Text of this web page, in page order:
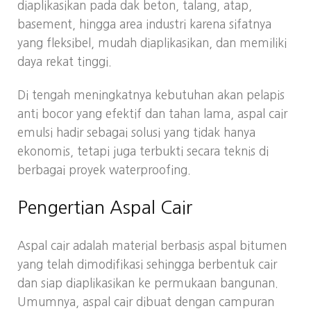
diaplikasikan pada dak beton, talang, atap,
basement, hingga area industri karena sifatnya
yang fleksibel, mudah diaplikasikan, dan memiliki
daya rekat tinggi.
Di tengah meningkatnya kebutuhan akan pelapis
anti bocor yang efektif dan tahan lama, aspal cair
emulsi hadir sebagai solusi yang tidak hanya
ekonomis, tetapi juga terbukti secara teknis di
berbagai proyek waterproofing.
Pengertian Aspal Cair
Aspal cair adalah material berbasis aspal bitumen
yang telah dimodifikasi sehingga berbentuk cair
dan siap diaplikasikan ke permukaan bangunan.
Umumnya, aspal cair dibuat dengan campuran